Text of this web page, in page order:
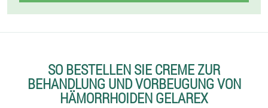
SO BESTELLEN SIE CREME ZUR
BEHANDLUNG UND VORBEUGUNG VON
HÄMORRHOIDEN GELAREX